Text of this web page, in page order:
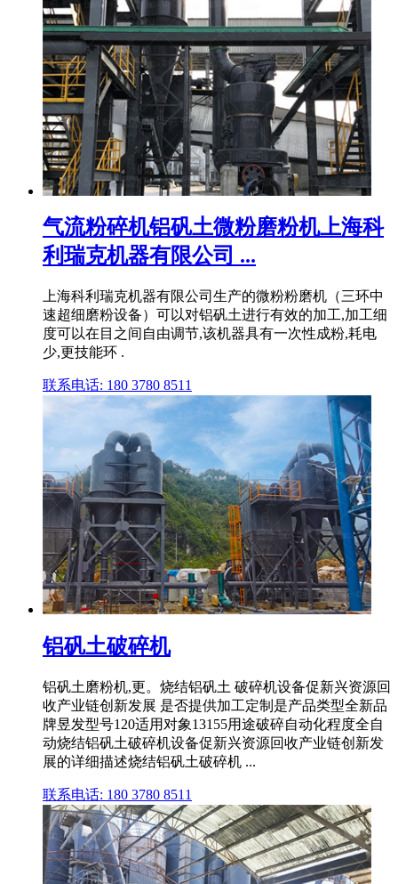
气流粉碎机铝矾土微粉磨粉机上海科
利瑞克机器有限公司 ...
上海科利瑞克机器有限公司生产的微粉粉磨机（三环中
速超细磨粉设备）可以对铝矾土进行有效的加工,加工细
度可以在目之间自由调节,该机器具有一次性成粉,耗电
少,更技能环 .
联系电话: 180 3780 8511
铝矾土破碎机
铝矾土磨粉机,更。烧结铝矾土 破碎机设备促新兴资源回
收产业链创新发展 是否提供加工定制是产品类型全新品
牌昱发型号120适用对象13155用途破碎自动化程度全自
动烧结铝矾土破碎机设备促新兴资源回收产业链创新发
展的详细描述烧结铝矾土破碎机 ...
联系电话: 180 3780 8511